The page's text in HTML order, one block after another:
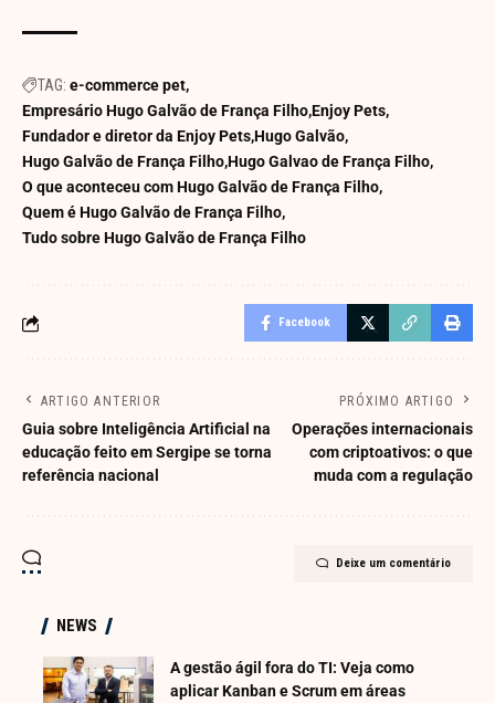
TAG: e-commerce pet
Empresário Hugo Galvão de França FilhoEnjoy Pets
Fundador e diretor da Enjoy PetsHugo Galvão
Hugo Galvão de França FilhoHugo Galvao de França Filho
O que aconteceu com Hugo Galvão de França Filho
Quem é Hugo Galvão de França Filho
Tudo sobre Hugo Galvão de França Filho
Facebook
ARTIGO ANTERIOR
Guia sobre Inteligência Artificial na
educação feito em Sergipe se torna
referência nacional
PRÓXIMO ARTIGO
Operações internacionais
com criptoativos: o que
muda com a regulação
Deixe um comentário
NEWS
A gestão ágil fora do TI: Veja como
aplicar Kanban e Scrum em áreas